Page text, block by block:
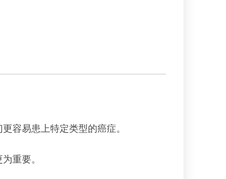
容易患上特定类型的癌症。
重要。